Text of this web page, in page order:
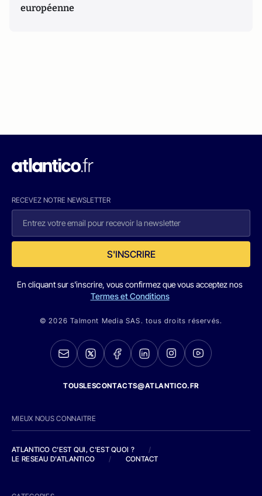
européenne
RECEVEZ NOTRE NEWSLETTER
S'INSCRIRE
En cliquant sur s'inscrire, vous confirmez que vous acceptez nos
Termes et Conditions
© 2026 Talmont Media SAS. tous droits réservés.
TOUSLESCONTACTS@ATLANTICO.FR
MIEUX NOUS CONNAITRE
ATLANTICO C'EST QUI, C'EST QUOI ?
/
LE RESEAU D'ATLANTICO
/ CONTACT